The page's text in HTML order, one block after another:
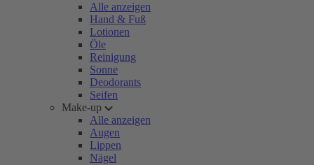
Alle anzeigen
Hand & Fuß
Lotionen
Öle
Reinigung
Sonne
Deodorants
Seifen
Make-up
Alle anzeigen
Augen
Lippen
Nägel